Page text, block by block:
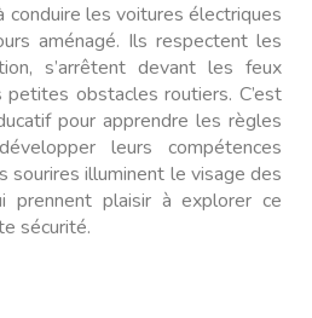
conduire les voitures électriques
aménagé. Ils respectent les
s’arrêtent devant les feux
obstacles routiers. C’est
pour apprendre les règles
leurs compétences
sourires illuminent le visage des
prennent plaisir à explorer ce
sécurité.